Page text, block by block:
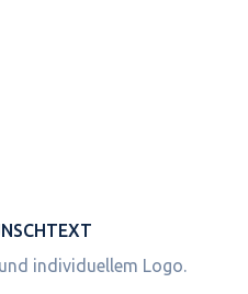
individuellem Logo.